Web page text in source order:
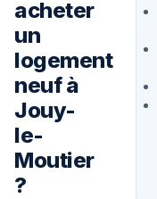
acheter
un
logement
neuf à
Jouy-
le-
Moutier
?